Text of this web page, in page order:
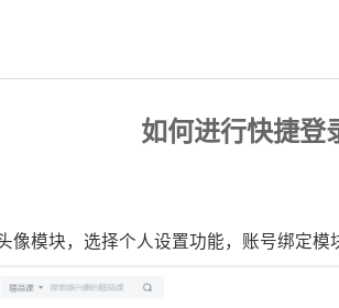
如何进行快捷登
像模块，选择个人设置功能，账号绑定模